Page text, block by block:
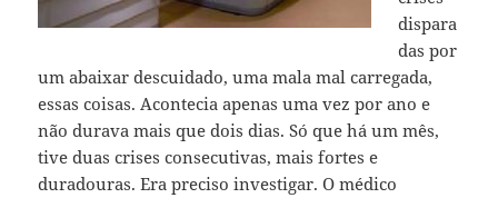
dispara
das por
um abaixar descuidado, uma mala mal carregada,
essas coisas. Acontecia apenas uma vez por ano e
não durava mais que dois dias. Só que há um mês,
tive duas crises consecutivas, mais fortes e
duradouras. Era preciso investigar. O médico